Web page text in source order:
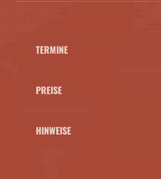
TERMINE
PREISE
HINWEISE